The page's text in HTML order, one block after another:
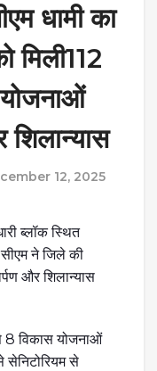
धामी का
मिली112
शिलान्यास
12, 2025
ब्लॉक स्थित
सीएम ने जिले की
और शिलान्यास
8 विकास योजनाओं
सेनिटोरियम से